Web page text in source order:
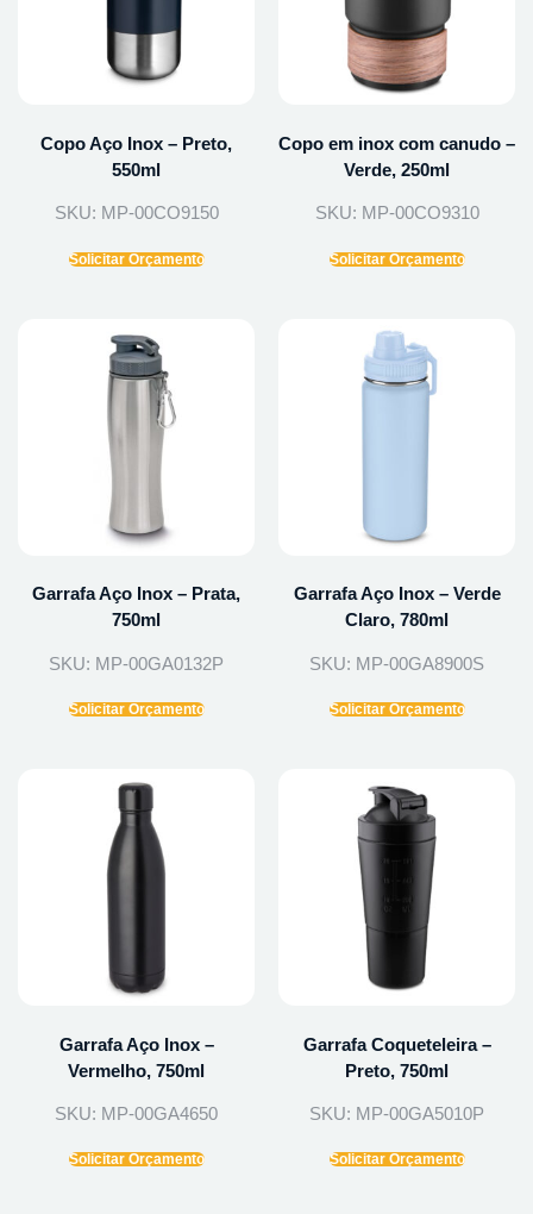
Copo Aço Inox – Preto,
550ml
SKU: MP-00CO9150
Solicitar Orçamento
Copo em inox com canudo –
Verde, 250ml
SKU: MP-00CO9310
Solicitar Orçamento
Garrafa Aço Inox – Prata,
750ml
SKU: MP-00GA0132P
Solicitar Orçamento
Garrafa Aço Inox – Verde
Claro, 780ml
SKU: MP-00GA8900S
Solicitar Orçamento
Garrafa Aço Inox –
Vermelho, 750ml
SKU: MP-00GA4650
Solicitar Orçamento
Garrafa Coqueteleira –
Preto, 750ml
SKU: MP-00GA5010P
Solicitar Orçamento